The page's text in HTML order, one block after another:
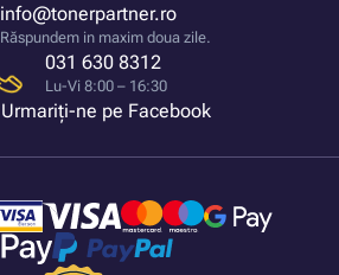
info@tonerpartner.ro
Răspundem in maxim doua zile.
031 630 8312
Lu-Vi 8:00 – 16:30
Urmariți-ne pe Facebook